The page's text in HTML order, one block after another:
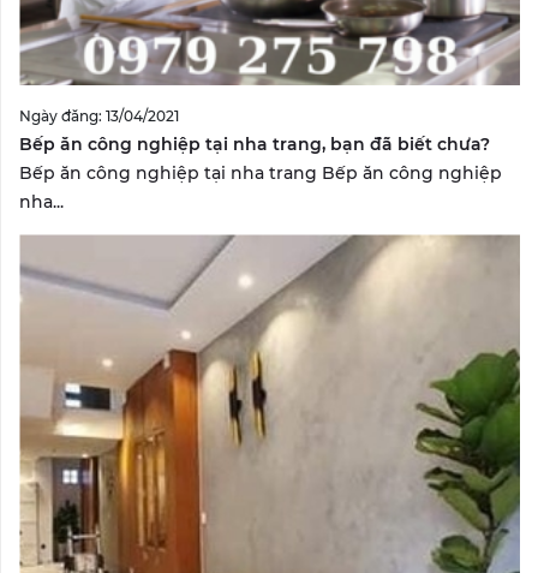
Ngày đăng: 13/04/2021
Bếp ăn công nghiệp tại nha trang, bạn đã biết chưa?
Bếp ăn công nghiệp tại nha trang Bếp ăn công nghiệp
nha...